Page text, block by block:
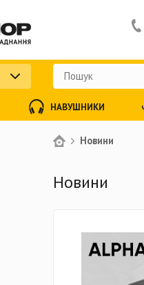
Новини
Новини
НАВУШНИКИ